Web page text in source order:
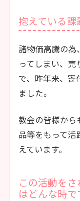
抱えている課
諸物価高騰の為
ってしまい、
で、昨年来、寄
ました。
教会の皆様から
品等をもって活
えています。
この活動を
はどんな時で